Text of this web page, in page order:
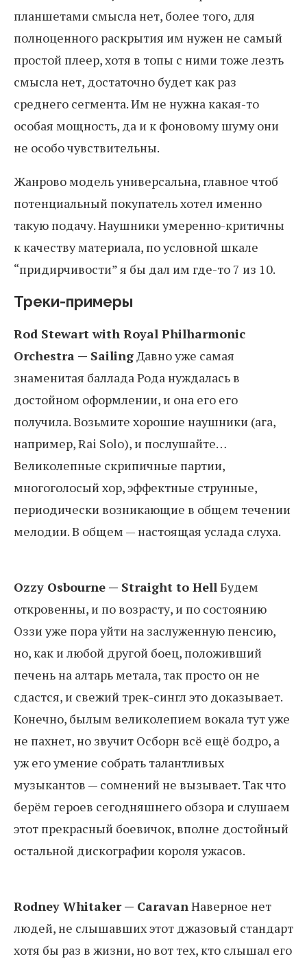
планшетами смысла нет, более того, для
полноценного раскрытия им нужен не самый
простой плеер, хотя в топы с ними тоже лезть
смысла нет, достаточно будет как раз
среднего сегмента. Им не нужна какая-то
особая мощность, да и к фоновому шуму они
не особо чувствительны.
Жанрово модель универсальна, главное чтоб
потенциальный покупатель хотел именно
такую подачу. Наушники умеренно-критичны
к качеству материала, по условной шкале
“придирчивости” я бы дал им где-то 7 из 10.
Треки-примеры
Rod Stewart with Royal Philharmonic
Orchestra — SailingДавно уже самая
знаменитая баллада Рода нуждалась в
достойном оформлении, и она его его
получила. Возьмите хорошие наушники (ага,
например, Rai Solo), и послушайте…
Великолепные скрипичные партии,
многоголосый хор, эффектные струнные,
периодически возникающие в общем течении
мелодии. В общем — настоящая услада слуха.
Ozzy Osbourne — Straight to HellБудем
откровенны, и по возрасту, и по состоянию
Оззи уже пора уйти на заслуженную пенсию,
но, как и любой другой боец, положивший
печень на алтарь метала, так просто он не
сдастся, и свежий трек-сингл это доказывает.
Конечно, былым великолепием вокала тут уже
не пахнет, но звучит Осборн всё ещё бодро, а
уж его умение собрать талантливых
музыкантов — сомнений не вызывает. Так что
берём героев сегодняшнего обзора и слушаем
этот прекрасный боевичок, вполне достойный
остальной дискографии короля ужасов.
Rodney Whitaker — CaravanНаверное нет
людей, не слышавших этот джазовый стандарт
хотя бы раз в жизни, но вот тех, кто слышал его